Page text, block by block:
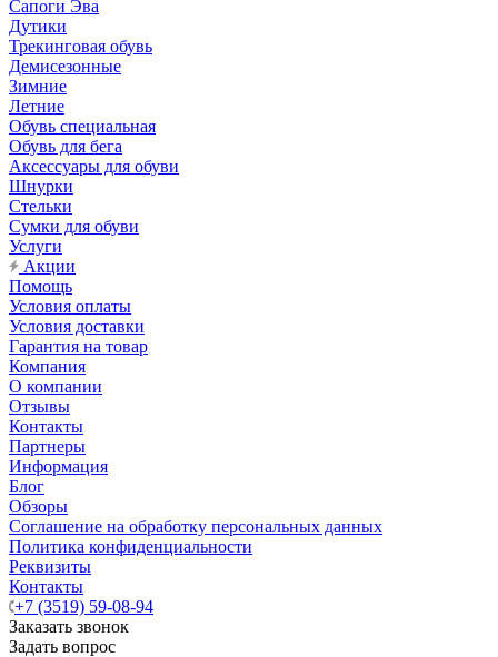
Сапоги Эва
Дутики
Трекинговая обувь
Демисезонные
Зимние
Летние
Обувь специальная
Обувь для бега
Аксессуары для обуви
Шнурки
Стельки
Сумки для обуви
Услуги
Акции
Помощь
Условия оплаты
Условия доставки
Гарантия на товар
Компания
О компании
Отзывы
Контакты
Партнеры
Информация
Блог
Обзоры
Соглашение на обработку персональных данных
Политика конфиденциальности
Реквизиты
Контакты
+7 (3519) 59-08-94
Заказать звонок
Задать вопрос